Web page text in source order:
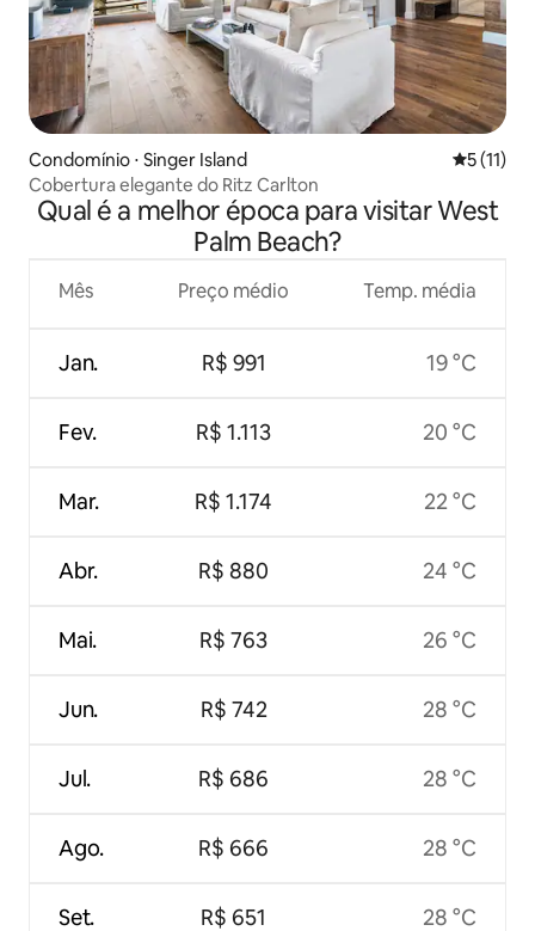
Condomínio ⋅ Singer Island 5 de uma
5 (11)
Cobertura elegante do Ritz Carlton
Qual é a melhor época para visitar West
Palm Beach?
Mês
Jan.
Fev.
Mar.
Abr.
Mai.
Jun.
Jul.
Ago.
Set.
Preço médio
R$ 991
R$ 1.113
R$ 1.174
R$ 880
R$ 763
R$ 742
R$ 686
R$ 666
R$ 651
Temp. média
19 °C
20 °C
22 °C
24 °C
26 °C
28 °C
28 °C
28 °C
28 °C